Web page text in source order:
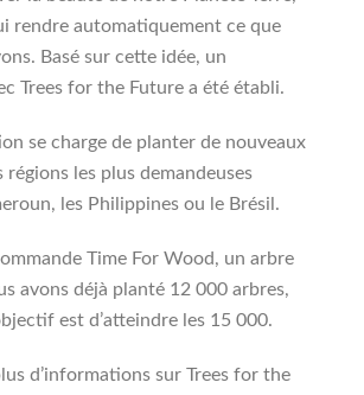
rendre automatiquement ce que
Basé sur cette idée, un
Trees for the Future a été établi.
se charge de planter de nouveaux
régions les plus demandeuses
les Philippines ou le Brésil.
Time For Wood, un arbre
avons déjà planté 12 000 arbres,
est d’atteindre les 15 000.
d’informations sur Trees for the